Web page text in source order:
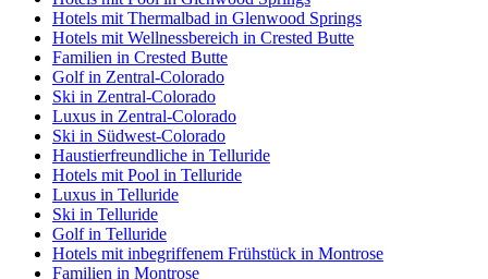
Hotels mit Thermalbad in Glenwood Springs
Hotels mit Wellnessbereich in Crested Butte
Familien in Crested Butte
Golf in Zentral-Colorado
Ski in Zentral-Colorado
Luxus in Zentral-Colorado
Ski in Südwest-Colorado
Haustierfreundliche in Telluride
Hotels mit Pool in Telluride
Luxus in Telluride
Ski in Telluride
Golf in Telluride
Hotels mit inbegriffenem Frühstück in Montrose
Familien in Montrose